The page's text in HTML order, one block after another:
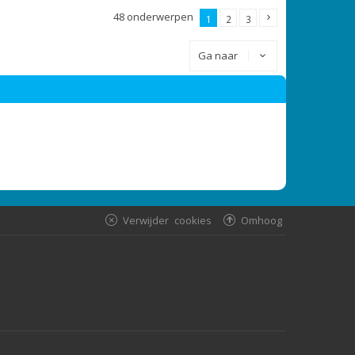
48 onderwerpen 1 2 3
Ga naar
Omhoog
Verwijder cookies